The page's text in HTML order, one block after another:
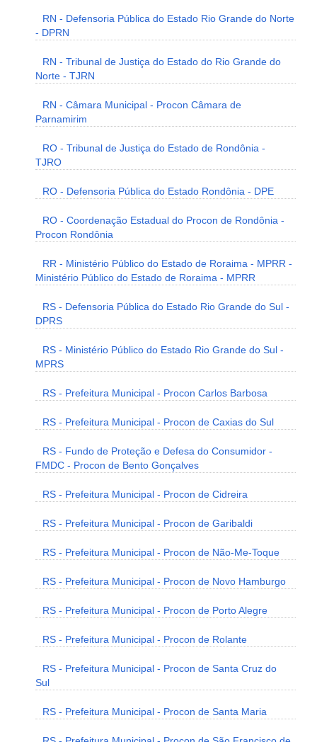
RN - Defensoria Pública do Estado Rio Grande do Norte
- DPRN
RN - Tribunal de Justiça do Estado do Rio Grande do
Norte - TJRN
RN - Câmara Municipal - Procon Câmara de
Parnamirim
RO - Tribunal de Justiça do Estado de Rondônia -
TJRO
RO - Defensoria Pública do Estado Rondônia - DPE
RO - Coordenação Estadual do Procon de Rondônia -
Procon Rondônia
RR - Ministério Público do Estado de Roraima - MPRR -
Ministério Público do Estado de Roraima - MPRR
RS - Defensoria Pública do Estado Rio Grande do Sul -
DPRS
RS - Ministério Público do Estado Rio Grande do Sul -
MPRS
RS - Prefeitura Municipal - Procon Carlos Barbosa
RS - Prefeitura Municipal - Procon de Caxias do Sul
RS - Fundo de Proteção e Defesa do Consumidor -
FMDC - Procon de Bento Gonçalves
RS - Prefeitura Municipal - Procon de Cidreira
RS - Prefeitura Municipal - Procon de Garibaldi
RS - Prefeitura Municipal - Procon de Não-Me-Toque
RS - Prefeitura Municipal - Procon de Novo Hamburgo
RS - Prefeitura Municipal - Procon de Porto Alegre
RS - Prefeitura Municipal - Procon de Rolante
RS - Prefeitura Municipal - Procon de Santa Cruz do
Sul
RS - Prefeitura Municipal - Procon de Santa Maria